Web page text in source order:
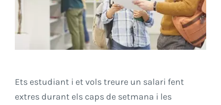
Ets estudiant i et vols treure un salari fent
extres durant els caps de setmana i les